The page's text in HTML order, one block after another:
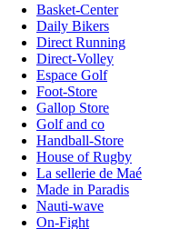
Basket-Center
Daily Bikers
Direct Running
Direct-Volley
Espace Golf
Foot-Store
Gallop Store
Golf and co
Handball-Store
House of Rugby
La sellerie de Maé
Made in Paradis
Nauti-wave
On-Fight